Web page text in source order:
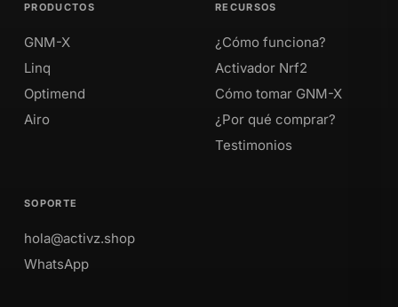
PRODUCTOS
GNM-X
Linq
Optimend
Airo
RECURSOS
¿Cómo funciona?
Activador Nrf2
Cómo tomar GNM-X
¿Por qué comprar?
Testimonios
SOPORTE
hola@activz.shop
WhatsApp